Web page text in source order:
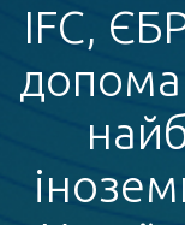
IFC,